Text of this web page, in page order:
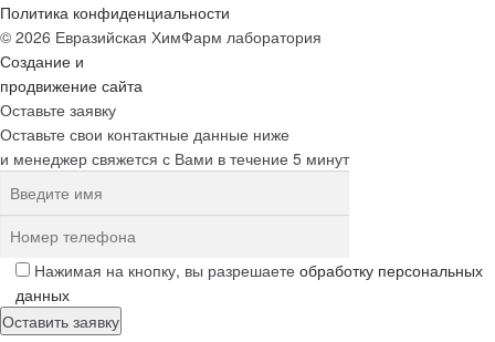
Политика конфиденциальности
© 2026 Евразийская ХимФарм лаборатория
Создание и
продвижение сайта
Оставьте заявку
Оставьте свои контактные данные ниже
и менеджер свяжется с Вами в течение 5 минут
Нажимая на кнопку, вы разрешаете обработку персональных
данных